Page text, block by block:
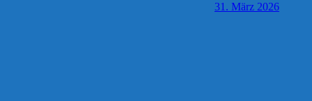
31. März 2026